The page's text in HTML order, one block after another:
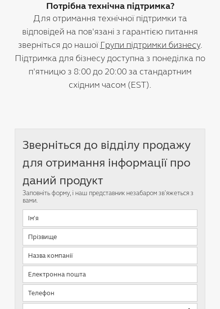
Потрібна технічна підтримка?
Для отримання технічної підтримки та
відповідей на пов'язані з гарантією питання
зверніться до нашої Групи підтримки бизнесу.
Підтримка для бізнесу доступна з понеділка по
п'ятницю з 8:00 до 20:00 за стандартним
східним часом (EST).
Зверніться до відділу продажу
для отримання інформації про
даний продукт
Заповніть форму, і наш представник незабаром зв'яжеться з
вами.